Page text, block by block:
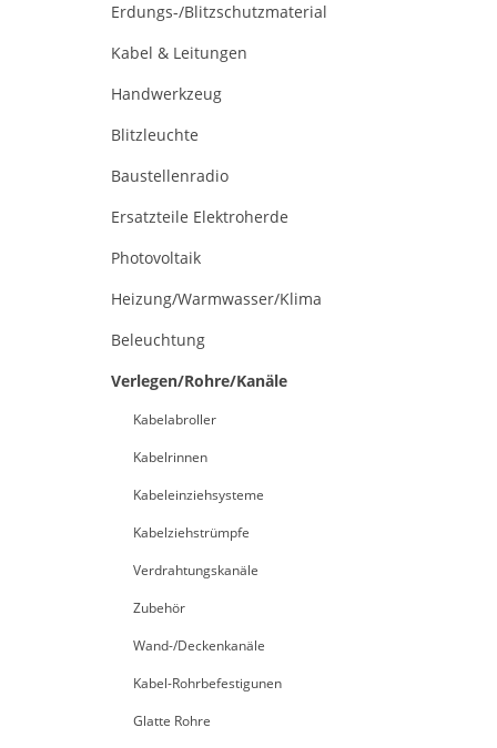
Erdungs-/Blitzschutzmaterial
Kabel & Leitungen
Handwerkzeug
Blitzleuchte
Baustellenradio
Ersatzteile Elektroherde
Photovoltaik
Heizung/Warmwasser/Klima
Beleuchtung
Verlegen/Rohre/Kanäle
Kabelabroller
Kabelrinnen
Kabeleinziehsysteme
Kabelziehstrümpfe
Verdrahtungskanäle
Zubehör
Wand-/Deckenkanäle
Kabel-Rohrbefestigunen
Glatte Rohre